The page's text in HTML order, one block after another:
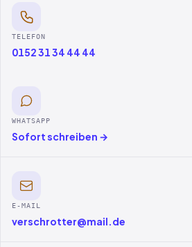
TELEFON
0152 31 34 44 44
WHATSAPP
Sofort schreiben →
E-MAIL
verschrotter@mail.de